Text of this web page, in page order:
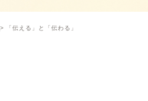
「伝える」と「伝わる」